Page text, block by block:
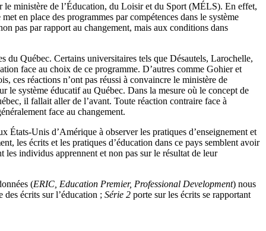
le ministère de l’Éducation, du Loisir et du Sport (MÉLS). En effet,
en place des programmes par compétences dans le système
pas par rapport au changement, mais aux conditions dans
du Québec. Certains universitaires tels que Désautels, Larochelle,
face au choix de ce programme. D’autres comme Gohier et
ces réactions n’ont pas réussi à convaincre le ministère de
le système éducatif au Québec. Dans la mesure où le concept de
il fallait aller de l’avant. Toute réaction contraire face à
face au changement.
États-Unis d’Amérique à observer les pratiques d’enseignement et
les écrits et les pratiques d’éducation dans ce pays semblent avoir
les individus apprennent et non pas sur le résultat de leur
(ERIC, Education Premier, Professional Development) nous
des écrits sur l’éducation ; Série 2 porte sur les écrits se rapportant